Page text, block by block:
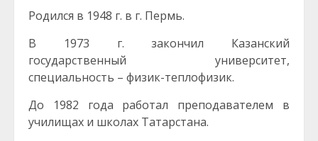
Родился в 1948 г. в г. Пермь.
В 1973 г. закончил Казанский
государственный университет,
специальность ­– физик-теплофизик.
До 1982 года работал преподавателем в
училищах и школах Татарстана.